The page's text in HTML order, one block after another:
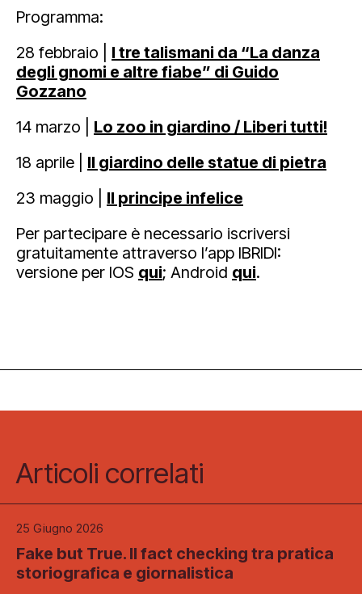
Programma:
28 febbraio | I tre talismani da “La danza
degli gnomi e altre fiabe” di Guido
Gozzano
14 marzo | Lo zoo in giardino / Liberi tutti!
18 aprile | Il giardino delle statue di pietra
23 maggio | Il principe infelice
Per partecipare è necessario iscriversi
gratuitamente attraverso l’app IBRIDI:
versione per IOS qui; Android qui.
Articoli correlati
25 Giugno 2026
Fake but True. Il fact checking tra pratica
storiografica e giornalistica